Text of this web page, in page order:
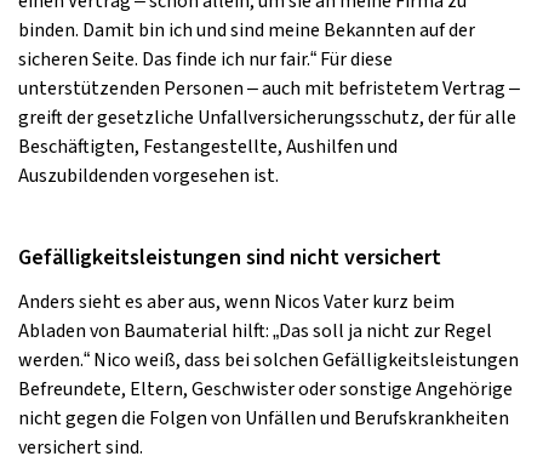
binden. Damit bin ich und sind meine Bekannten auf der
sicheren Seite. Das finde ich nur fair.“ Für diese
unterstützenden Personen – auch mit befristetem Vertrag –
greift der gesetzliche Unfallversicherungsschutz, der für alle
Beschäftigten, Festangestellte, Aushilfen und
Auszubildenden vorgesehen ist.
Gefälligkeitsleistungen sind nicht versichert
Anders sieht es aber aus, wenn Nicos Vater kurz beim
Abladen von Baumaterial hilft: „Das soll ja nicht zur Regel
werden.“ Nico weiß, dass bei solchen Gefälligkeitsleistungen
Befreundete, Eltern, Geschwister oder sonstige Angehörige
nicht gegen die Folgen von Unfällen und Berufskrankheiten
versichert sind.